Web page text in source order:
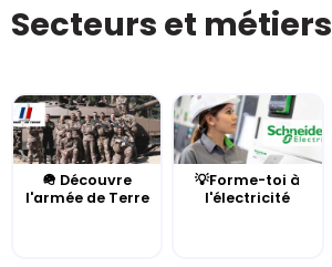
Secteurs et métiers
🪖 Découvre
l'armée de Terre
💡Forme-toi à
l'électricité